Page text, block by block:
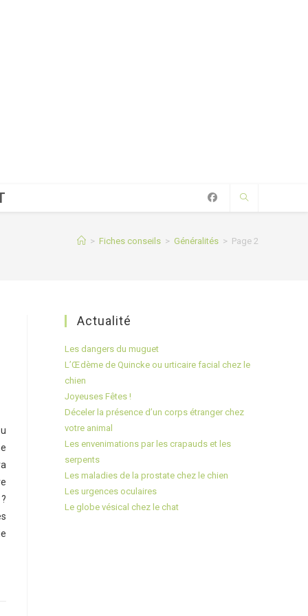
> Fiches conseils > Généralités > Page 2
Actualité
Les dangers du muguet
L’Œdème de Quincke ou urticaire facial chez le
chien
Joyeuses Fêtes !
Déceler la présence d’un corps étranger chez
votre animal
Les envenimations par les crapauds et les
serpents
Les maladies de la prostate chez le chien
Les urgences oculaires
Le globe vésical chez le chat